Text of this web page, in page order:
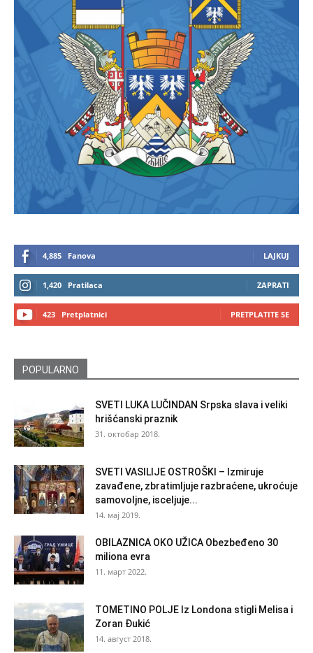
4,885 Fanova LAJKUJ
1,420 Pratilaca ZAPRATI
423 Pretplatnici PRETPLATITE SE
POPULARNO
SVETI LUKA LUČINDAN Srpska slava i veliki
hrišćanski praznik
31. октобар 2018.
SVETI VASILIJE OSTROŠKI – Izmiruje
zavađene, zbratimljuje razbraćene, ukroćuje
samovoljne, isceljuje...
14. мај 2019.
OBILAZNICA OKO UŽICA Obezbeđeno 30
miliona evra
11. март 2022.
TOMETINO POLJE Iz Londona stigli Melisa i
Zoran Đukić
14. август 2018.